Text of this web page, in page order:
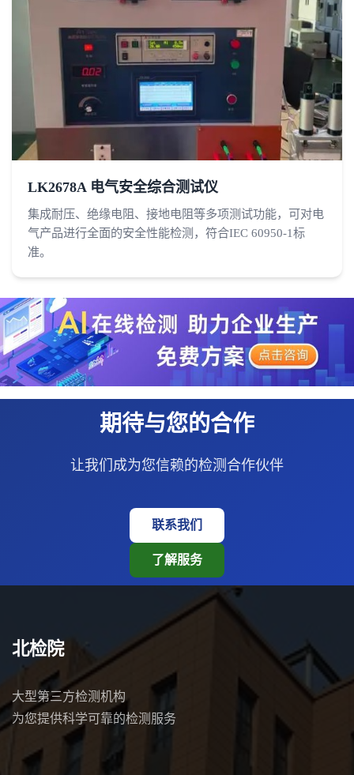
LK2678A 电气安全综合测试仪
集成耐压、绝缘电阻、接地电阻等多项测试功能，可对电
气产品进行全面的安全性能检测，符合IEC 60950-1标
准。
期待与您的合作
让我们成为您信赖的检测合作伙伴
联系我们
了解服务
北检院
大型第三方检测机构
为您提供科学可靠的检测服务